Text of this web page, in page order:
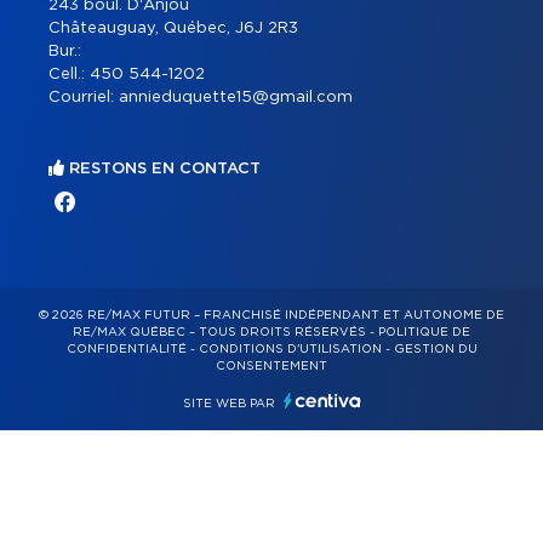
243 boul. D'Anjou
Châteauguay, Québec, J6J 2R3
Bur.:
Cell.: 450 544-1202
Courriel: annieduquette15@gmail.com
RESTONS EN CONTACT
© 2026 RE/MAX FUTUR – FRANCHISÉ INDÉPENDANT ET AUTONOME DE
RE/MAX QUÉBEC – TOUS DROITS RÉSERVÉS - POLITIQUE DE
CONFIDENTIALITÉ- CONDITIONS D'UTILISATION - GESTION DU
CONSENTEMENT
SITE WEB PAR